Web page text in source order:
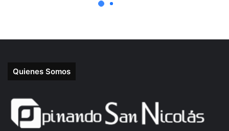
Quienes Somos